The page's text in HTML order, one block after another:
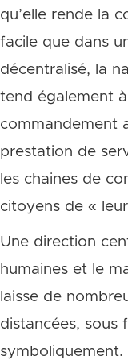
qu’elle rende la
facile que dans
décentralisé, la
tend également
commandement
prestation de
les chaines de
citoyens de «
Une direction
humaines et le
laisse de
distancées, sous
symboliquement.